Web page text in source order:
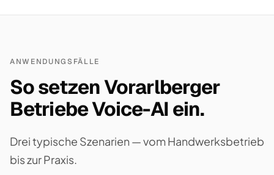
ANWENDUNGSFÄLLE
So setzen Vorarlberger
Betriebe Voice-AI ein.
Drei typische Szenarien — vom Handwerksbetrieb
bis zur Praxis.